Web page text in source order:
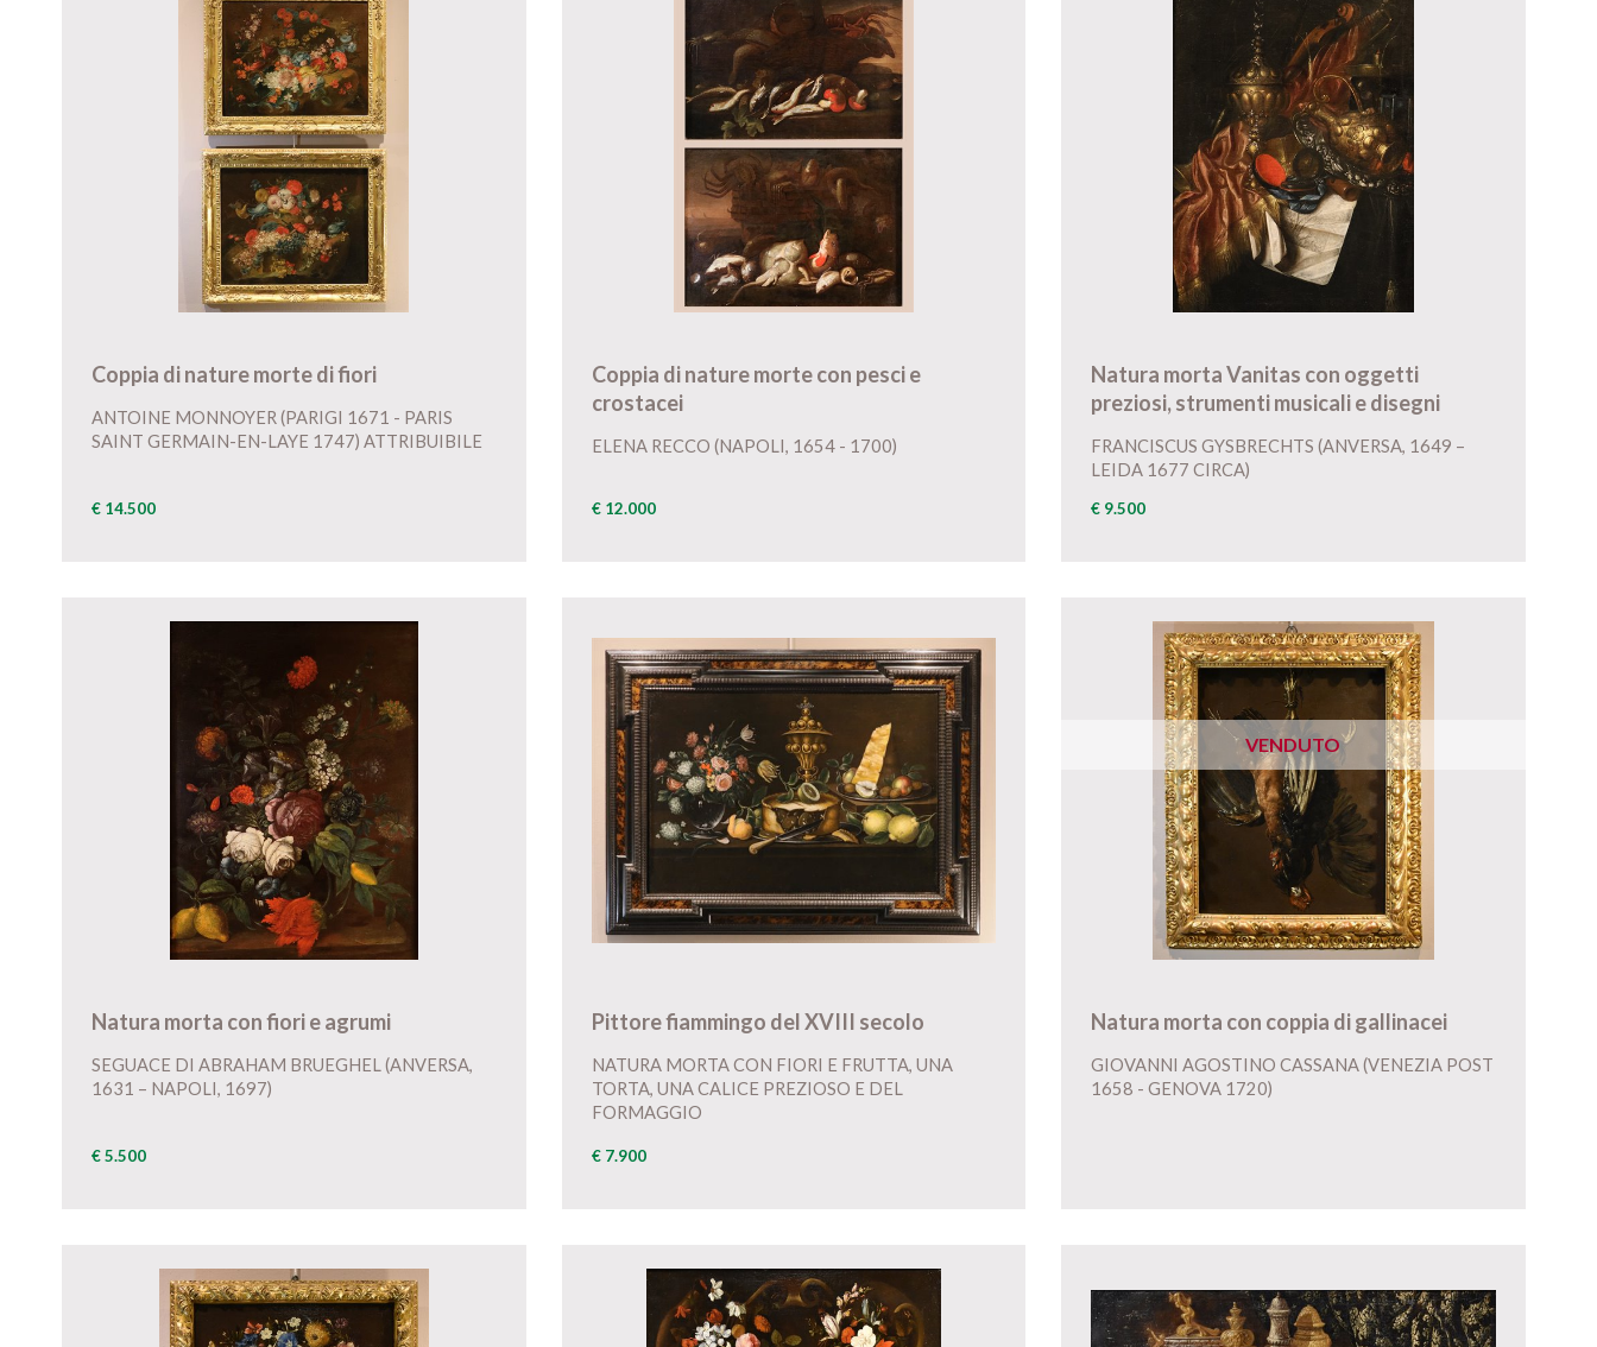
Coppia di nature morte di fiori
ANTOINE MONNOYER (PARIGI 1671 - PARIS
SAINT GERMAIN-EN-LAYE 1747) ATTRIBUIBILE
€ 14.500
Coppia di nature morte con pesci e
crostacei
ELENA RECCO (NAPOLI, 1654 - 1700)
€ 12.000
Natura morta Vanitas con oggetti
preziosi, strumenti musicali e disegni
FRANCISCUS GYSBRECHTS (ANVERSA, 1649 –
LEIDA 1677 CIRCA)
€ 9.500
Natura morta con fiori e agrumi
SEGUACE DI ABRAHAM BRUEGHEL (ANVERSA,
1631 – NAPOLI, 1697)
€ 5.500
Pittore fiammingo del XVIII secolo
NATURA MORTA CON FIORI E FRUTTA, UNA
TORTA, UNA CALICE PREZIOSO E DEL
FORMAGGIO
€ 7.900
VENDUTO
Natura morta con coppia di gallinacei
GIOVANNI AGOSTINO CASSANA (VENEZIA POST
1658 - GENOVA 1720)